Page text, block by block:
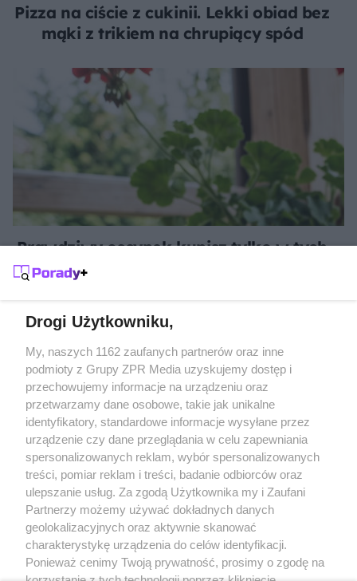
Pizza na ciście z cukinii. Lekki obiad bez
mąki z trikiem na chrupiący spód
Prawdziwy oscypek kupisz tylko w tych
miesiącach. Po tym poznasz, że
Żaden utwór zamieszczony w serwisie nie może być powielany i
rozpowszechniany lub dalej rozpowszechniany w jakikolwiek sposób
(w tym także elektroniczny lub mechaniczny) na jakimkolwiek polu
eksploatacji w jakiejkolwiek formie, włącznie z umieszczaniem w
Internecie bez pisemnej zgody właściciela praw. Jakiekolwiek użycie
lub wykorzystanie utworów w całości lub w części z naruszeniem
prawa, tzn. bez właściwej zgody, jest zabronione pod groźbą kary i
może być ścigane prawnie.
Drogi Użytkowniku,
My, naszych 1162 zaufanych partnerów oraz inne
podmioty z Grupy ZPR Media uzyskujemy dostęp i
przechowujemy informacje na urządzeniu oraz
przetwarzamy dane osobowe, takie jak unikalne
identyfikatory, standardowe informacje wysyłane przez
urządzenie czy dane przeglądania w celu zapewniania
spersonalizowanych reklam, wybór spersonalizowanych
treści, pomiar reklam i treści, badanie odbiorców oraz
ulepszanie usług. Za zgodą Użytkownika my i Zaufani
Partnerzy możemy używać dokładnych danych
geolokalizacyjnych oraz aktywnie skanować
charakterystykę urządzenia do celów identyfikacji.
Ponieważ cenimy Twoją prywatność, prosimy o zgodę na